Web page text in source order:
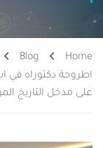
Home
Blog
اطروحة دكتوراه في
على مدخل التاريخ